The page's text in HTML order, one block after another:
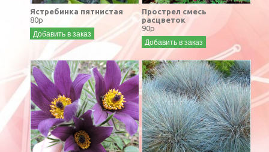
Ястребинка пятнистая
80р
Добавить в заказ
Прострел смесь
расцветок
90р
Добавить в заказ